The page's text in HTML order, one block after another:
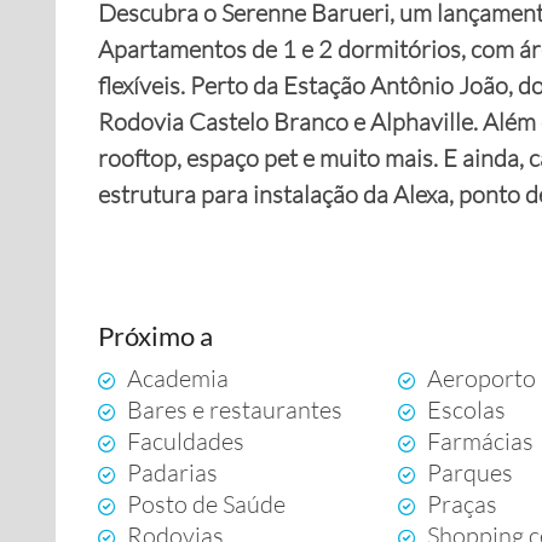
Descubra o Serenne Barueri, um
Apartamentos de 1 e 2 dormitórios, com
flexíveis. Perto da Estação Antônio João,
Rodovia Castelo Branco e Alphaville.
rooftop, espaço pet e muito mais. E ainda,
estrutura para instalação da Alexa, ponto
Próximo a
Academia
Aeroporto
Bares e restaurantes
Escolas
Faculdades
Farmácias
Padarias
Parques
Posto de Saúde
Praças
Rodovias
Shopping